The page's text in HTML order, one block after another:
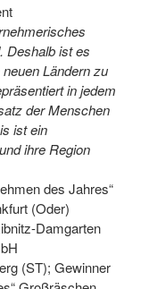
Deshalb ist es
Ländern zu
in jedem
der Menschen
ist ein
ihre Region
des Jahres“
(Oder)
Damgarten
(ST); Gewinner